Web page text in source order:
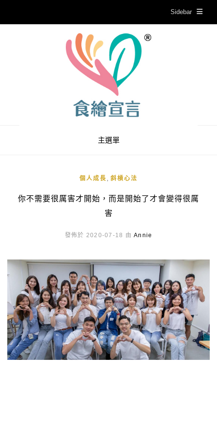
Sidebar
主選單
個人成長 斜槓心法
你不需要很厲害才開始，而是開始了才會變得很厲
害
發佈於 2020-07-18 由 Annie